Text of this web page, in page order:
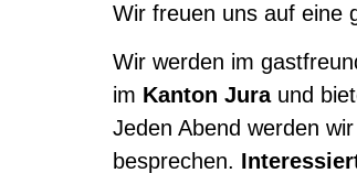
Wir freuen uns auf eine
Wir werden im
im Kanton Juraund
Jeden Abend werden
besprechen.